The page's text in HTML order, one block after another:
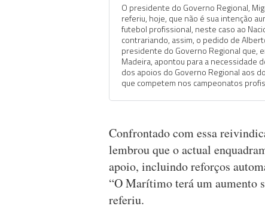
O presidente do Governo Regional,
referiu, hoje, que não é sua intenção
futebol profissional, neste caso ao
contrariando, assim, o pedido de
presidente do Governo Regional que,
Madeira, apontou para a necessidade
dos apoios do Governo Regional aos
que competem nos campeonatos
Confrontado com essa
lembrou que o actual
apoio, incluindo reforços
“O Marítimo terá um aumento
referiu.